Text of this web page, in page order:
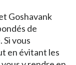
Goshavank
de
vous
en évitant les